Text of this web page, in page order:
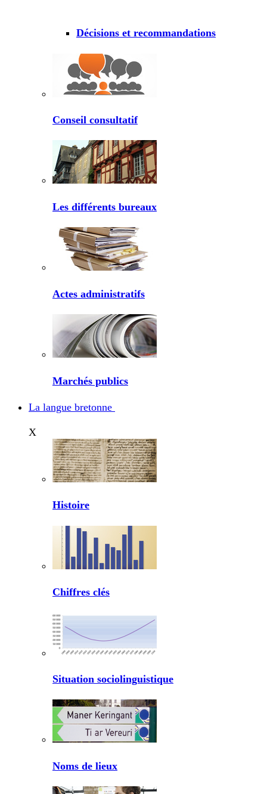
Décisions et recommandations
Conseil consultatif
Les différents bureaux
Actes administratifs
Marchés publics
La langue bretonne
X
Histoire
Chiffres clés
Situation sociolinguistique
Noms de lieux